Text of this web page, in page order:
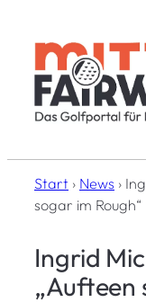
Inhalt
springen
Start › News ›
sogar im Rough“
Ingrid
„Aufteen